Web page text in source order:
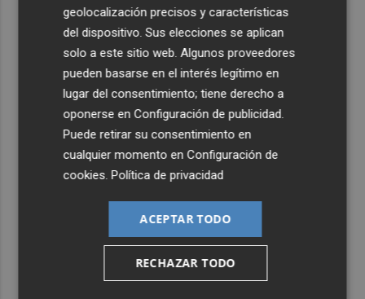
La Generalitat destina 132 millones a 24 nuevas
infraestructuras sociosanitarias de mayores y personas
con discapacidad
geolocalización precisos y características
del dispositivo. Sus elecciones se aplican
solo a este sitio web. Algunos proveedores
pueden basarse en el interés legítimo en
lugar del consentimiento; tiene derecho a
oponerse enConfiguración de publicidad.
Puede retirar su consentimiento en
cualquier momento enConfiguración de
cookies.Política de privacidad
ACEPTAR TODO
RECHAZAR TODO